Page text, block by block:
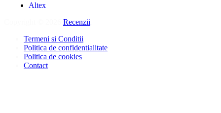
Altex
Recenzii
Termeni si Conditii
Politica de confidentialitate
Politica de cookies
Contact